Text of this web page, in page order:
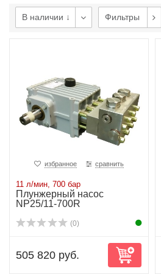
В наличии ↓ Фильтры
избранное сравнить
11 л/мин, 700 бар
Плунжерный насос
NP25/11-700R
(0)
505 820 руб.